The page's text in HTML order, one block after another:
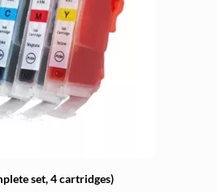
set, 4 cartridges)